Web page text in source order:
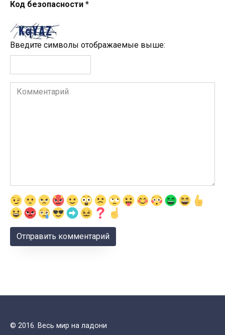
Код безопасности *
Введите символы отображаемые выше:
Комментарий
© 2016. Весь мир на ладони